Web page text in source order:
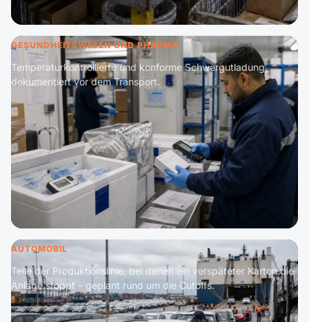
GESUNDHEITSWESEN UND PHARMA
Temperaturkontrollierte und konforme Schwergutladung,
dokumentiert vor dem Transport.
AUTOMOBIL
Teile der Produktionslinie, bei denen ein verspäteter Karton die
Anlage stoppt – geplant rund um die Cutoffs.